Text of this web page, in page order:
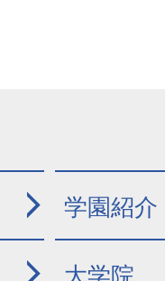
学園紹介
大学院